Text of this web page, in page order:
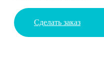
Сделать заказ